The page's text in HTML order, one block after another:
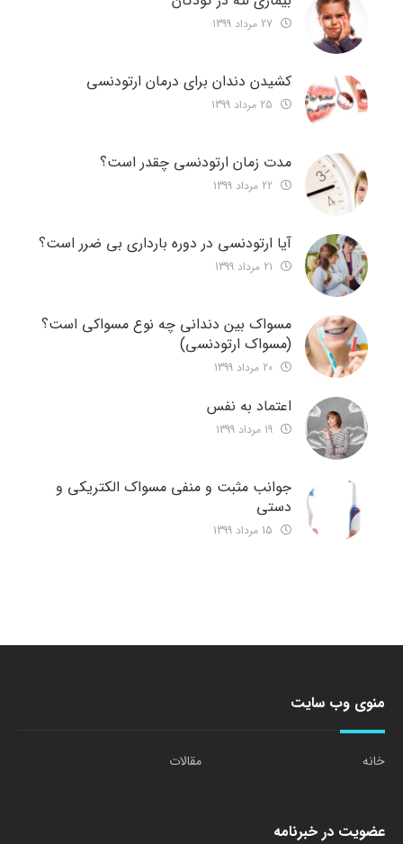
کشیدن دندان برای درمان ارتودنسی
مدت زمان ارتودنسی چقدر است؟
آیا ارتودنسی در دوره بارداری بی ضرر است؟
مسواک بین دندانی چه نوع مسواکی است؟
(مسواک ارتودنسی)
اعتماد به نفس
جوانب مثبت و منفی مسواک الکتریکی و
دستی
منوی وب سایت
خانه مقالات
عضویت در خبرنامه